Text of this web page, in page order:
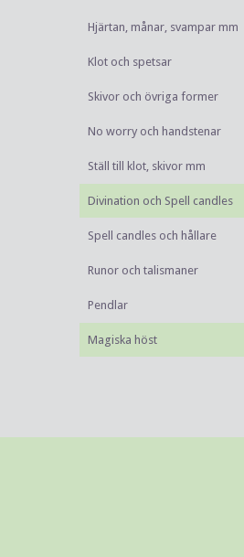
Hjärtan, månar, svampar mm
Klot och spetsar
Skivor och övriga former
No worry och handstenar
Ställ till klot, skivor mm
Divination och Spell candles
Spell candles och hållare
Runor och talismaner
Pendlar
Magiska höst